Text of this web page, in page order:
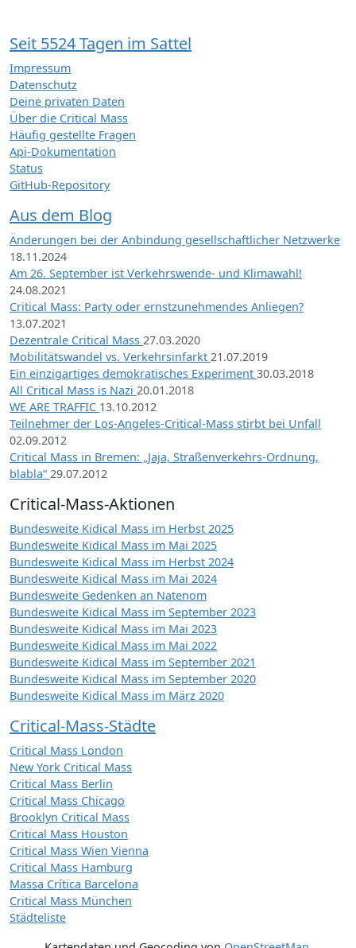
Seit 5524 Tagen im Sattel
Impressum
Datenschutz
Deine privaten Daten
Über die Critical Mass
Häufig gestellte Fragen
Api-Dokumentation
Status
GitHub-Repository
Aus dem Blog
Änderungen bei der Anbindung gesellschaftlicher Netzwerke
18.11.2024
Am 26. September ist Verkehrswende- und Klimawahl!
24.08.2021
Critical Mass: Party oder ernstzunehmendes Anliegen?
13.07.2021
Dezentrale Critical Mass 27.03.2020
Mobilitätswandel vs. Verkehrsinfarkt 21.07.2019
Ein einzigartiges demokratisches Experiment 30.03.2018
All Critical Mass is Nazi 20.01.2018
WE ARE TRAFFIC 13.10.2012
Teilnehmer der Los-Angeles-Critical-Mass stirbt bei Unfall
02.09.2012
Critical Mass in Bremen: „Jaja, Straßenverkehrs-Ordnung,
blabla“ 29.07.2012
Critical-Mass-Aktionen
Bundesweite Kidical Mass im Herbst 2025
Bundesweite Kidical Mass im Mai 2025
Bundesweite Kidical Mass im Herbst 2024
Bundesweite Kidical Mass im Mai 2024
Bundesweite Gedenken an Natenom
Bundesweite Kidical Mass im September 2023
Bundesweite Kidical Mass im Mai 2023
Bundesweite Kidical Mass im Mai 2022
Bundesweite Kidical Mass im September 2021
Bundesweite Kidical Mass im September 2020
Bundesweite Kidical Mass im März 2020
Critical-Mass-Städte
Critical Mass London
New York Critical Mass
Critical Mass Berlin
Critical Mass Chicago
Brooklyn Critical Mass
Critical Mass Houston
Critical Mass Wien Vienna
Critical Mass Hamburg
Massa Crítica Barcelona
Critical Mass München
Städteliste